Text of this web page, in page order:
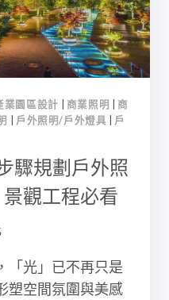
業園區設計 商業照明
商
戶外照明/戶外燈具
戶
驟規劃戶外照
觀工程必看
「光」已不再只是
塑空間氛圍與美感